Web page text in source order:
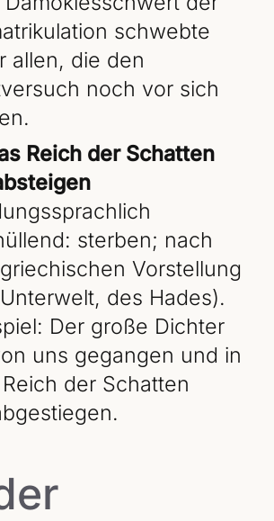
schwebte
allen, die den
noch vor sich
Reich der Schatten
sterben; nach
Vorstellung
des Hades).
Der große Dichter
uns gegangen und in
der Schatten